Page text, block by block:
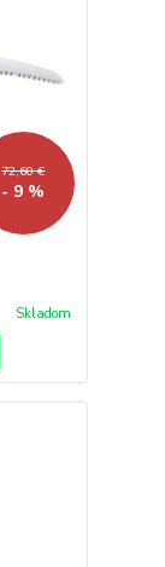
72,60 €
- 9 %
Skladom